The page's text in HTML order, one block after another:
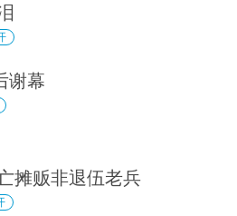
谢幕
摊贩非退伍老兵